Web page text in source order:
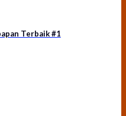
Terbaik #1